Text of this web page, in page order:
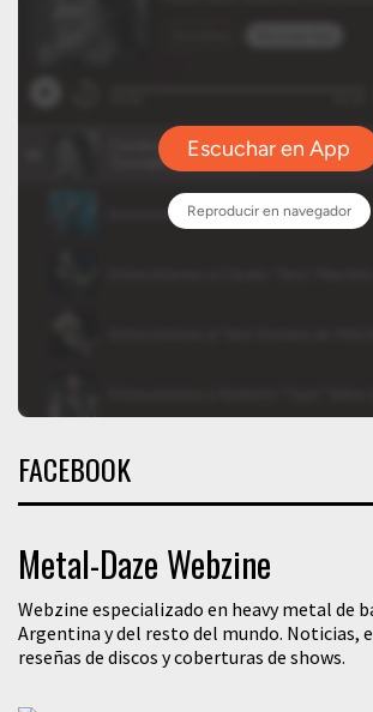
FACEBOOK
Metal-Daze Webzine
Webzine especializado en heavy metal de
Argentina y del resto del mundo. Noticias,
reseñas de discos y coberturas de shows.